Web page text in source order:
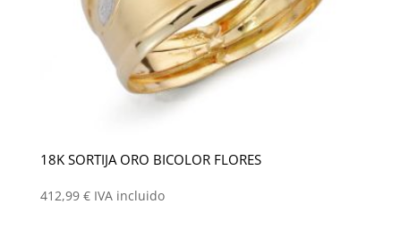
18K SORTIJA ORO BICOLOR FLORES
412,99 € IVA incluido